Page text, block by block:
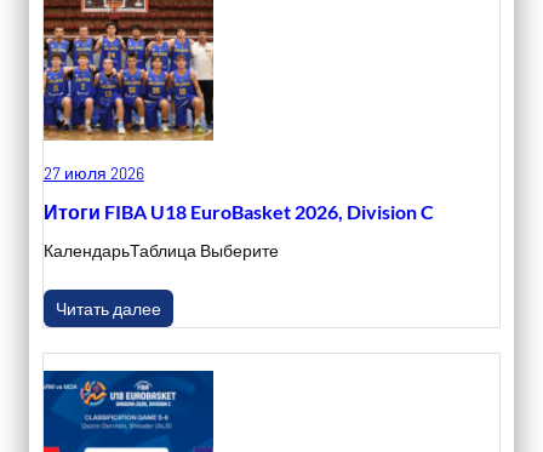
27 июля 2026
Итоги FIBA U18 EuroBasket 2026, Division C
КалендарьТаблица Выберите
Читать далее